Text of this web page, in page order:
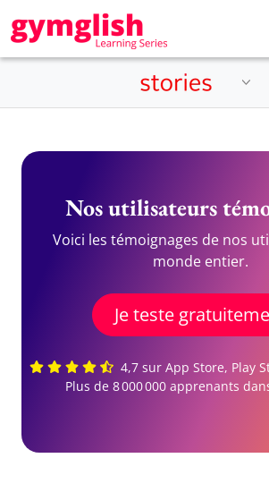
Nos utilisateurs
Voici les témoignages de nos
monde entier.
Je teste
4,7 sur App Store, Play
Plus de 8 000 000 apprenants